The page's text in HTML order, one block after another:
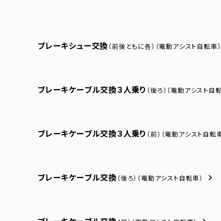
ブレーキシュー交換 （前後ともに各） （電動アシスト自転車）
ブレーキケーブル交換３人乗り （後ろ） （電動アシスト自転
ブレーキケーブル交換３人乗り （前） （電動アシスト自転車
ブレーキケーブル交換 （後ろ） （電動アシスト自転車）